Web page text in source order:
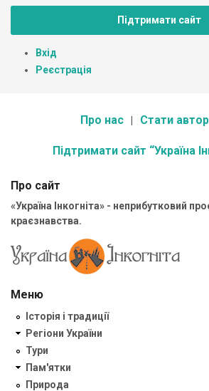
Підтримати сайт
Вхід
Реєстрація
Про нас Стати
Підтримати сайт “Україна
Про сайт
«Україна Інкогніта» - неприбутковий
краєзнавства.
Меню
Історія і традиції
Регіони України
Тури
Пам'ятки
Природа